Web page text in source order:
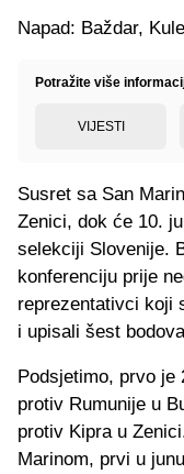
Napad: Baždar,
Potražite više
VIJESTI
Susret sa San
Zenici, dok će 10.
selekciji Slovenije.
konferenciju prije
reprezentativci koji
i upisali šest
Podsjetimo, prvo je
protiv Rumunije u
protiv Kipra u
Marinom, prvi u